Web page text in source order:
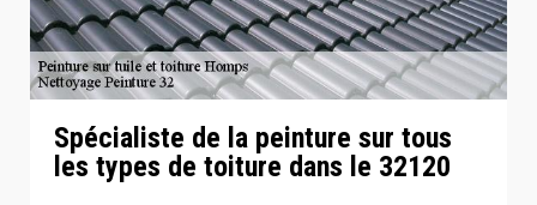
Spécialiste de la peinture sur tous
les types de toiture dans le 32120